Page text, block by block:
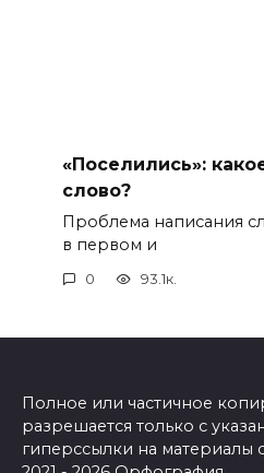
«Поселились»:
слово?
Проблема написания
в первом и
0 93.1к.
Полное или частичное
разрешается только с
гиперссылки на материалы